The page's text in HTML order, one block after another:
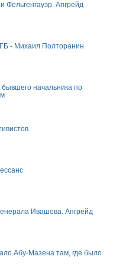
Фельгенгауэр. Апгрейд
- Михаил Полторанин
бывшего начальника по
Ивашова. Апгрейд
Абу-Мазена там, где было